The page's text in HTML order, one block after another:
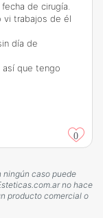
de cirugía.
vi trabajos de él
día de
así que tengo
0
ningún caso puede
no hace
producto comercial o